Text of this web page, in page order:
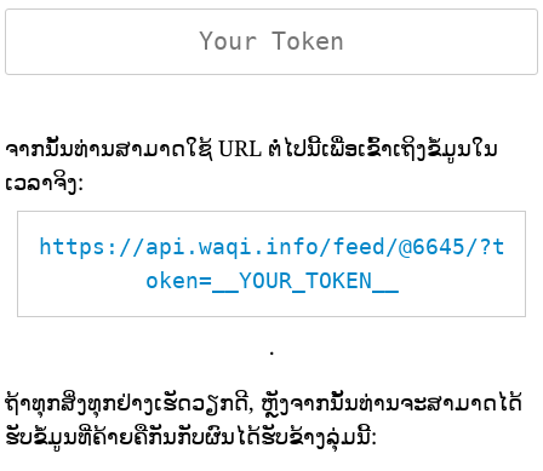
ຈາກນັ້ນທ່ານສາມາດໃຊ້ URL ຕໍ່ໄປນີ້ເພື່ອເຂົ້າເຖິງຂໍ້ມູນໃນ
ເວລາຈິງ:
https://api.waqi.info/feed/@6645/?t
oken=__YOUR_TOKEN__
.
ຖ້າທຸກສິ່ງທຸກຢ່າງເຮັດວຽກດີ, ຫຼັງຈາກນັ້ນທ່ານຈະສາມາດໄດ້
ຮັບຂໍ້ມູນທີ່ຄ້າຍຄືກັນກັບຜົນໄດ້ຮັບຂ້າງລຸ່ມນີ້: